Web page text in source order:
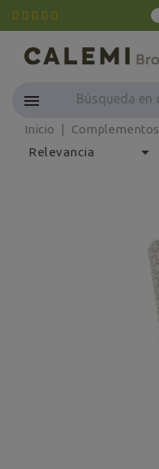
Inicio Complementos
Relevancia
